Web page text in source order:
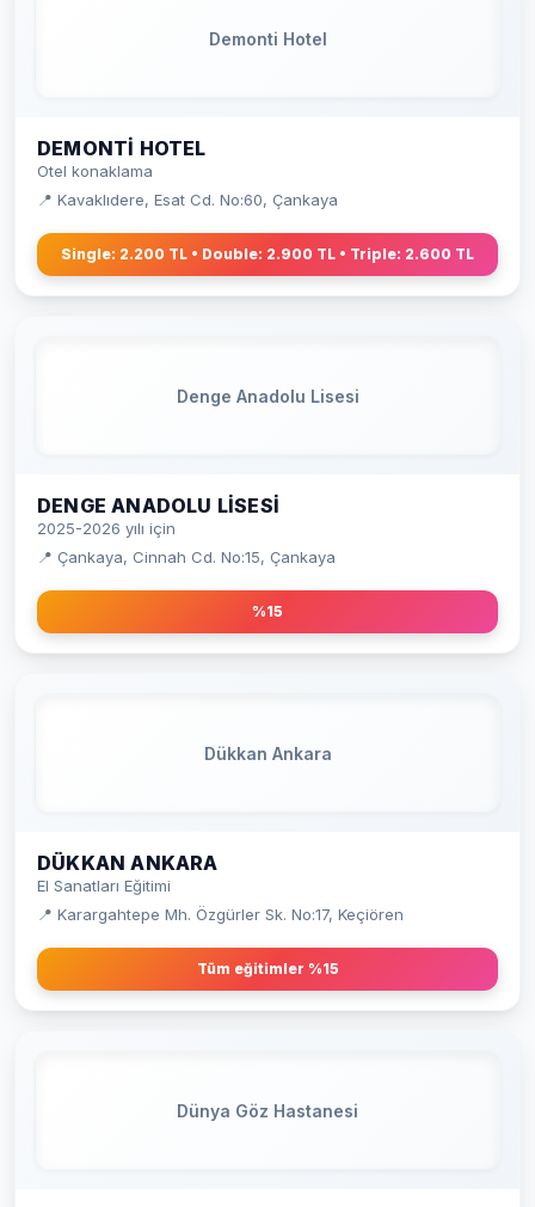
Demonti Hotel
DEMONTI HOTEL
Otel konaklama
📍 Kavaklıdere, Esat Cd. No:60, Çankaya
Single: 2.200 TL • Double: 2.900 TL • Triple: 2.600 TL
Denge Anadolu Lisesi
DENGE ANADOLU LISESI
2025-2026 yılı için
📍 Çankaya, Cinnah Cd. No:15, Çankaya
%15
Dükkan Ankara
DÜKKAN ANKARA
El Sanatları Eğitimi
📍 Karargahtepe Mh. Özgürler Sk. No:17, Keçiören
Tüm eğitimler %15
Dünya Göz Hastanesi